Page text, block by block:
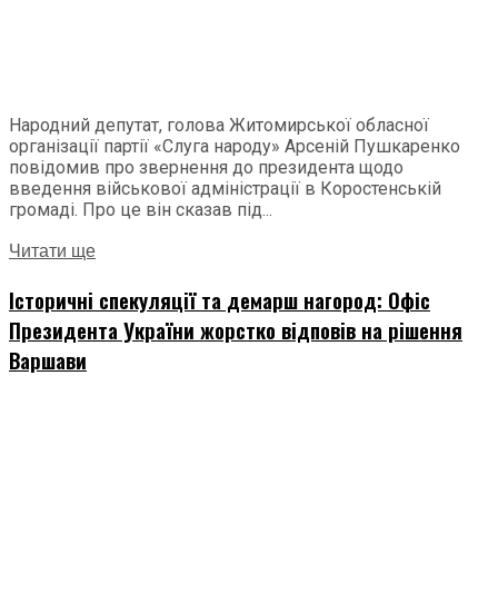
Народний депутат, голова Житомирської обласної
організації партії «Слуга народу» Арсеній Пушкаренко
повідомив про звернення до президента щодо
введення військової адміністрації в Коростенській
громаді. Про це він сказав під...
Читати ще
Історичні спекуляції та демарш нагород: Офіс
Президента України жорстко відповів на рішення
Варшави